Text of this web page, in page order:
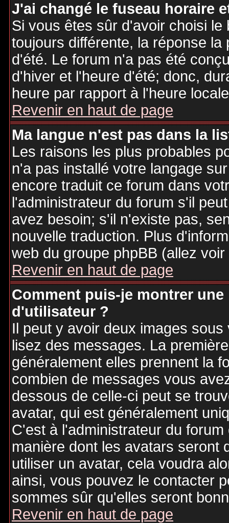
J'ai changé le fuseau horaire
Si vous êtes sûr d'avoir choisi
toujours différente, la réponse
d'été. Le forum n'a pas été
d'hiver et l'heure d'été; donc,
heure par rapport à l'heure
Revenir en haut de page
Ma langue n'est pas dans la
Les raisons les plus probables
n'a pas installé votre langage
encore traduit ce forum dans
l'administrateur du forum s'il
avez besoin; s'il n'existe pas,
nouvelle traduction. Plus
web du groupe phpBB (allez
Revenir en haut de page
Comment puis-je montrer
d'utilisateur ?
Il peut y avoir deux images
lisez des messages. La
généralement elles prennent la
combien de messages vous
dessous de celle-ci peut se
avatar, qui est généralement
C'est à l'administrateur du
manière dont les avatars seront
utiliser un avatar, cela voudra
ainsi, vous pouvez le contacter
sommes sûr qu'elles seront
Revenir en haut de page